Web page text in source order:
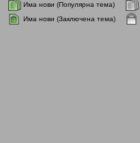
Има нови (Популярна тема)
Има нови (Заключена тема)